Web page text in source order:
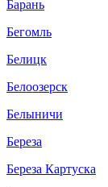
Барань
Бегомль
Белицк
Белоозерск
Белыничи
Береза
Береза Картуска